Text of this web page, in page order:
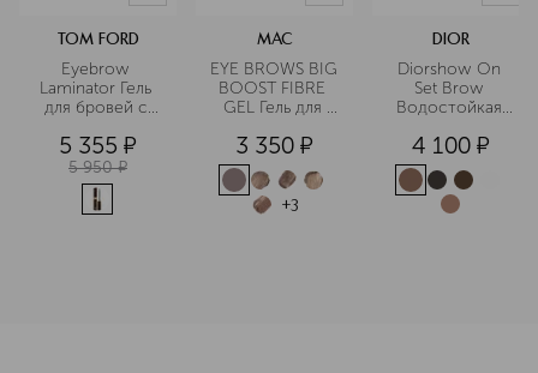
TOM FORD
Eyebrow
Laminator Гель
для бровей с
ламинирования
5 355 ¤
5 950 ¤
MAC
EYE BROWS BIG
BOOST FIBRE
GEL Гель для
3 350 ¤
+3
DIOR
Diorshow On
Set Brow
Водостойкая
бровей,
придающая
объем
4 100 ¤